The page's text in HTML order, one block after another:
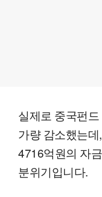
실제로 중국펀
가량 감소했는
4716억원의 자
분위기입니다.